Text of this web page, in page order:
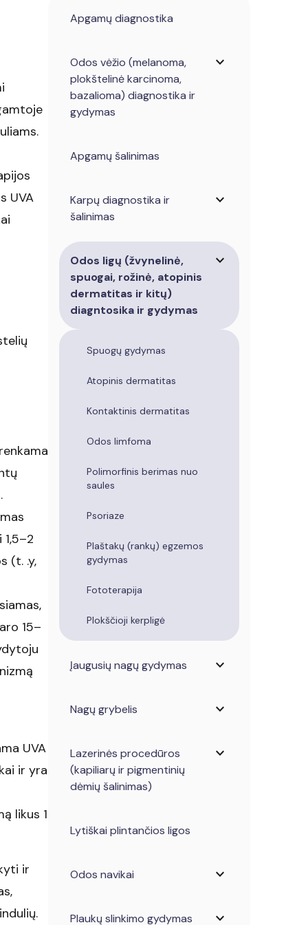
UVA
(t. .y,
15–
UVA
ir yra
likus 1
ir
Apgamų diagnostika
Odos vėžio (melanoma,
plokštelinė karcinoma,
bazalioma) diagnostika ir
gydymas
expand_more
Apgamų šalinimas
Karpų diagnostika ir
šalinimas
expand_more
Odos ligų (žvynelinė,
spuogai, rožinė, atopinis
dermatitas ir kitų)
diagntosika ir gydymas
expand_more
Spuogų gydymas
Atopinis dermatitas
Kontaktinis dermatitas
Odos limfoma
Polimorfinis berimas nuo
saules
Psoriaze
Plaštakų (rankų) egzemos
gydymas
Fototerapija
Plokščioji kerpligė
Įaugusių nagų gydymas expand_more
Nagų grybelis expand_more
Lazerinės procedūros
(kapiliarų ir pigmentinių
dėmių šalinimas)
expand_more
Lytiškai plintančios ligos
Odos navikai expand_more
Plaukų slinkimo gydymas expand_more